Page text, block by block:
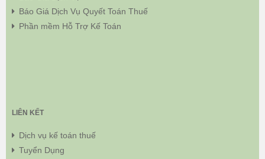
Báo Giá Dịch Vụ Quyết Toán Thuế
Phần mềm Hỗ Trợ Kế Toán
LIÊN KẾT
Dịch vụ kế toán thuế
Tuyển Dụng